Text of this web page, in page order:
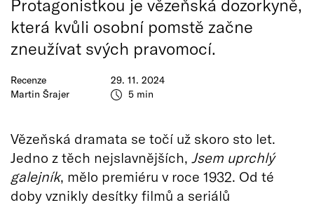
Recenze
Martin Šrajer
29. 11. 2024
5 min
Protagonistkou je vězeňská dozorkyně,
která kvůli osobní pomstě začne
zneužívat svých pravomocí.
Vězeňská dramata se točí už skoro sto let.
Jedno z těch nejslavnějších, Jsem uprchlý
galejník, mělo premiéru v roce 1932. Od té
doby vznikly desítky filmů a seriálů